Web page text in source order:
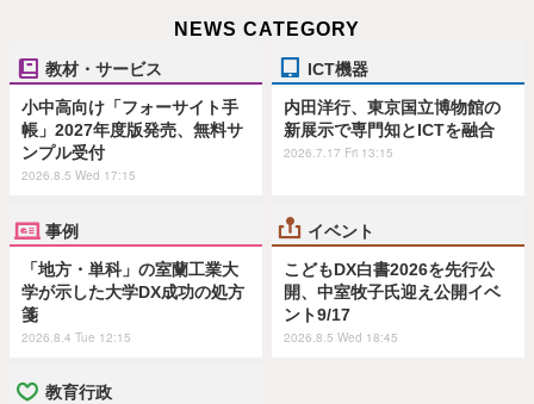
NEWS CATEGORY
教材・サービス
小中高向け「フォーサイト手
帳」2027年度版発売、無料サ
ンプル受付
2026.8.5 Wed 17:15
ICT機器
内田洋行、東京国立博物館の
新展示で専門知とICTを融合
2026.7.17 Fri 13:15
事例
「地方・単科」の室蘭工業大
学が示した大学DX成功の処方
箋
2026.8.4 Tue 12:15
イベント
こどもDX白書2026を先行公
開、中室牧子氏迎え公開イベ
ント9/17
2026.8.5 Wed 18:45
教育行政